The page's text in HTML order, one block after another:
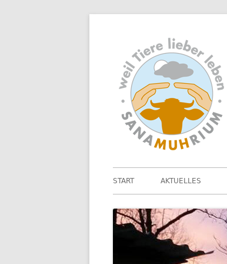
Primäres
Menü
START AKTUELLES